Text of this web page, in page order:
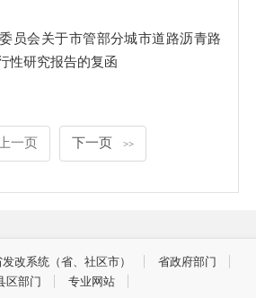
员会关于市管部分城市道路沥青路
性研究报告的复函
一页 下一页 >>
改系统（省、社区市）
省政府部门
区部门
专业网站